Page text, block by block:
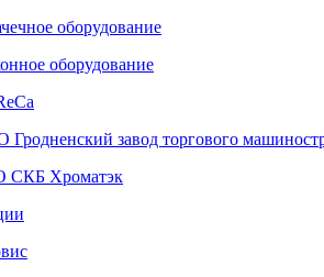
оборудование
оборудование
Гродненский завод торгового
СКБ Хроматэк